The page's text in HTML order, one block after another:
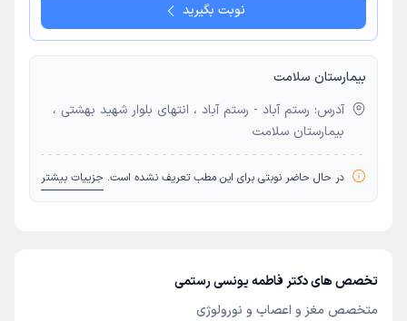
نوبت بگیرید
بیمارستان سلامت
آدرس: رستم آباد - رستم آباد ، انتهای بلوار شهید بهشتی ،
بیمارستان سلامت
در حال حاضر نوبتی برای این مطب تعریف نشده است. جزییات بیشتر
تخصص های دکتر فاطمه یونسی رستمی
متخصص مغز و اعصاب و نورولوژی